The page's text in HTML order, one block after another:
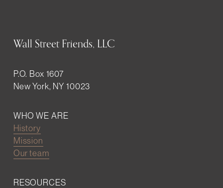
Wall Street Friends, LLC
P.O. Box 1607
New York, NY 10023
WHO WE ARE
History
Mission
Our team
RESOURCES